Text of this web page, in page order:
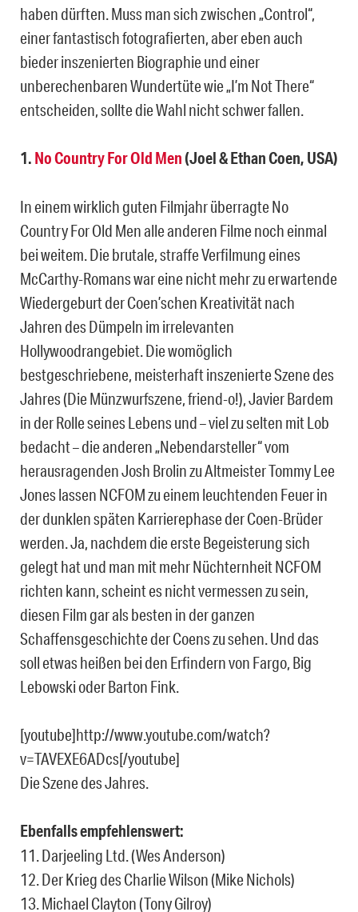
haben dürften. Muss man sich zwischen „Control“,
einer fantastisch fotografierten, aber eben auch
bieder inszenierten Biographie und einer
unberechenbaren Wundertüte wie „I’m Not There“
entscheiden, sollte die Wahl nicht schwer fallen.
1. No Country For Old Men(Joel & Ethan Coen, USA)
In einem wirklich guten Filmjahr überragte No
Country For Old Men alle anderen Filme noch einmal
bei weitem. Die brutale, straffe Verfilmung eines
McCarthy-Romans war eine nicht mehr zu erwartende
Wiedergeburt der Coen’schen Kreativität nach
Jahren des Dümpeln im irrelevanten
Hollywoodrangebiet. Die womöglich
bestgeschriebene, meisterhaft inszenierte Szene des
Jahres (Die Münzwurfszene, friend-o!), Javier Bardem
in der Rolle seines Lebens und – viel zu selten mit Lob
bedacht – die anderen „Nebendarsteller“ vom
herausragenden Josh Brolin zu Altmeister Tommy Lee
Jones lassen NCFOM zu einem leuchtenden Feuer in
der dunklen späten Karrierephase der Coen-Brüder
werden. Ja, nachdem die erste Begeisterung sich
gelegt hat und man mit mehr Nüchternheit NCFOM
richten kann, scheint es nicht vermessen zu sein,
diesen Film gar als besten in der ganzen
Schaffensgeschichte der Coens zu sehen. Und das
soll etwas heißen bei den Erfindern von Fargo, Big
Lebowski oder Barton Fink.
[youtube]http://www.youtube.com/watch?
v=TAVEXE6ADcs[/youtube]
Die Szene des Jahres.
Ebenfalls empfehlenswert:
11. Darjeeling Ltd. (Wes Anderson)
12. Der Krieg des Charlie Wilson (Mike Nichols)
13. Michael Clayton (Tony Gilroy)